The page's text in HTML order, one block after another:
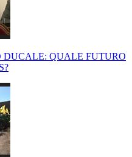
DUCALE: QUALE FUTURO